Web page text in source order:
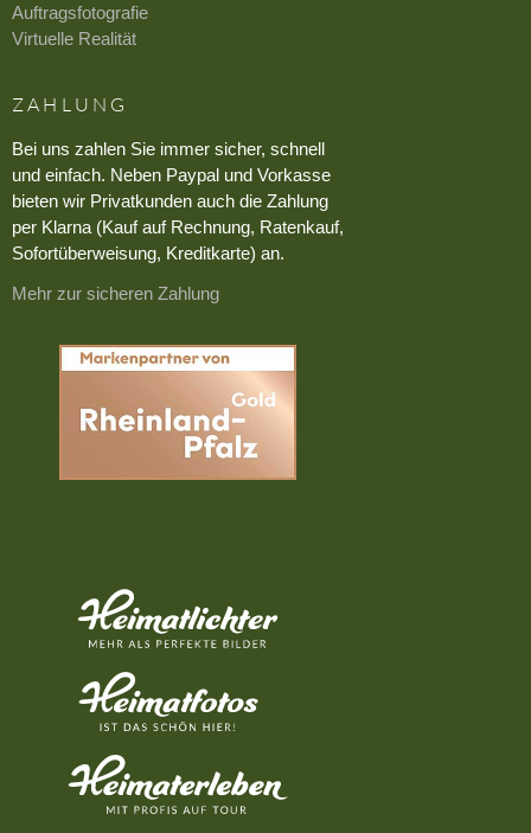
Auftragsfotografie
Virtuelle Realität
ZAHLUNG
Bei uns zahlen Sie immer sicher, schnell
und einfach. Neben Paypal und Vorkasse
bieten wir Privatkunden auch die Zahlung
per Klarna (Kauf auf Rechnung, Ratenkauf,
Sofortüberweisung, Kreditkarte) an.
Mehr zur sicheren Zahlung